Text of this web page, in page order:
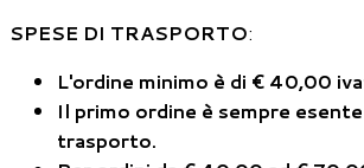
SPESE DI TRASPORTO:
L'ordine minimo è di € 40,00
Il primo ordine è sempre
trasporto.